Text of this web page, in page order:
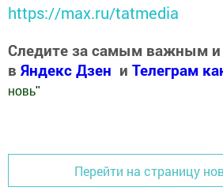
https://max.ru/tatmedia
Следите за самым важным
в Яндекс Дзен и Телеграм
новь"
Перейти на страницу